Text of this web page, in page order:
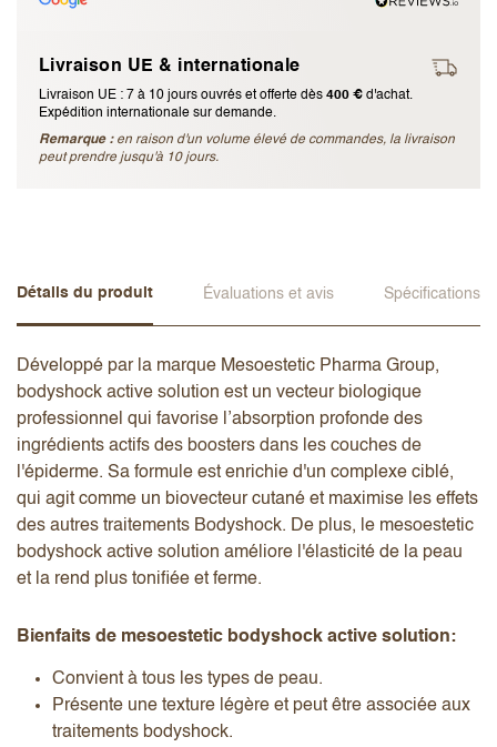
Livraison UE & internationale
Livraison UE : 7 à 10 jours ouvrés et offerte dès 400 € d'achat.
Expédition internationale sur demande.
Remarque : en raison d'un volume élevé de commandes, la livraison
peut prendre jusqu'à 10 jours.
Détails du produit Évaluations et avis Spécifications
Développé par la marque Mesoestetic Pharma Group,
bodyshock active solution est un vecteur biologique
professionnel qui favorise l’absorption profonde des
ingrédients actifs des boosters dans les couches de
l'épiderme. Sa formule est enrichie d'un complexe ciblé,
qui agit comme un biovecteur cutané et maximise les effets
des autres traitements Bodyshock. De plus, le mesoestetic
bodyshock active solution améliore l'élasticité de la peau
et la rend plus tonifiée et ferme.
Bienfaits de mesoestetic bodyshock active solution:
Convient à tous les types de peau.
Présente une texture légère et peut être associée aux
traitements bodyshock.